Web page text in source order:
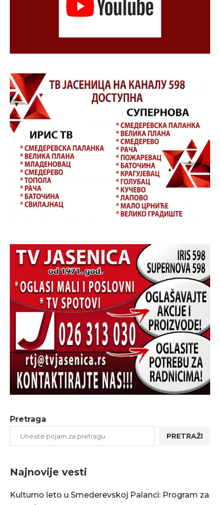
Pretraga
PRETRAŽI
Najnovije vesti
Kulturno leto u Smederevskoj Palanci: Program za